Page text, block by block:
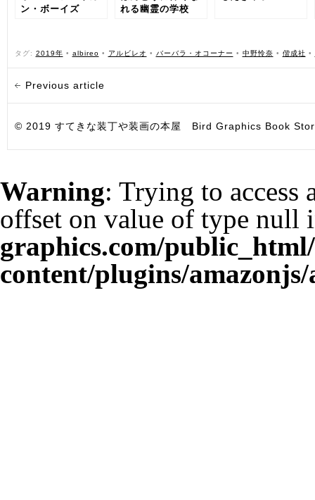
ン・ボーイズ
れる幽霊の学校
タグ: 2019年 • albireo • アルビレオ • バーバラ・オコーナー • 中野怜奈 • 偕成社 •
Previous article
© 2019 すてきな装丁や装画の本屋 Bird Graphics Book
Warning: Trying to access
offset on value of type null
graphics.com/
content/plugins/